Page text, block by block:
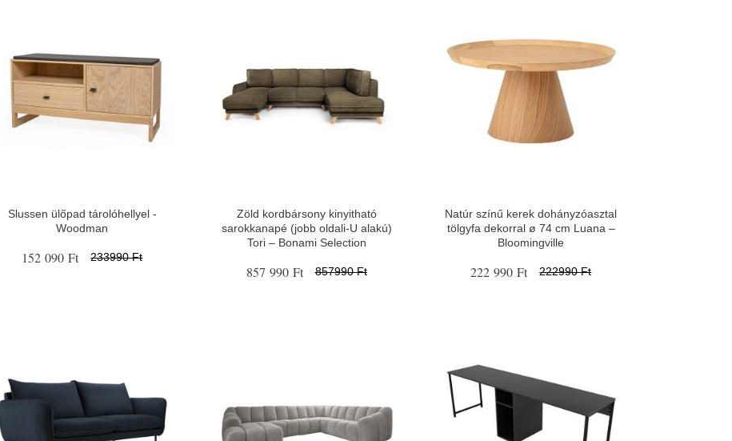
Slussen ülőpad tárolóhellyel -
Woodman
152 090 Ft 233990 Ft
Zöld kordbársony kinyitható
sarokkanapé (jobb oldali-U alakú)
Tori – Bonami Selection
857 990 Ft 857990 Ft
Natúr színű kerek dohányzóasztal
tölgyfa dekorral ø 74 cm Luana –
Bloomingville
222 990 Ft 222990 Ft